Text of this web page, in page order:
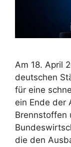
Am 18. April
deutschen
für eine
ein Ende der
Brennstoffen
die den